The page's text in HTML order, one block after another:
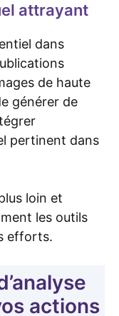
attrayant
dans
de haute
générer de
pertinent dans
loin et
les outils
efforts.
actions